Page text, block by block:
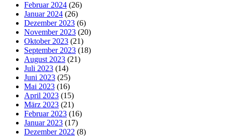
Februar 2024 (26)
Januar 2024 (26)
Dezember 2023 (6)
November 2023 (20)
Oktober 2023 (21)
September 2023 (18)
August 2023 (21)
Juli 2023 (14)
Juni 2023 (25)
Mai 2023 (16)
April 2023 (15)
März 2023 (21)
Februar 2023 (16)
Januar 2023 (17)
Dezember 2022 (8)